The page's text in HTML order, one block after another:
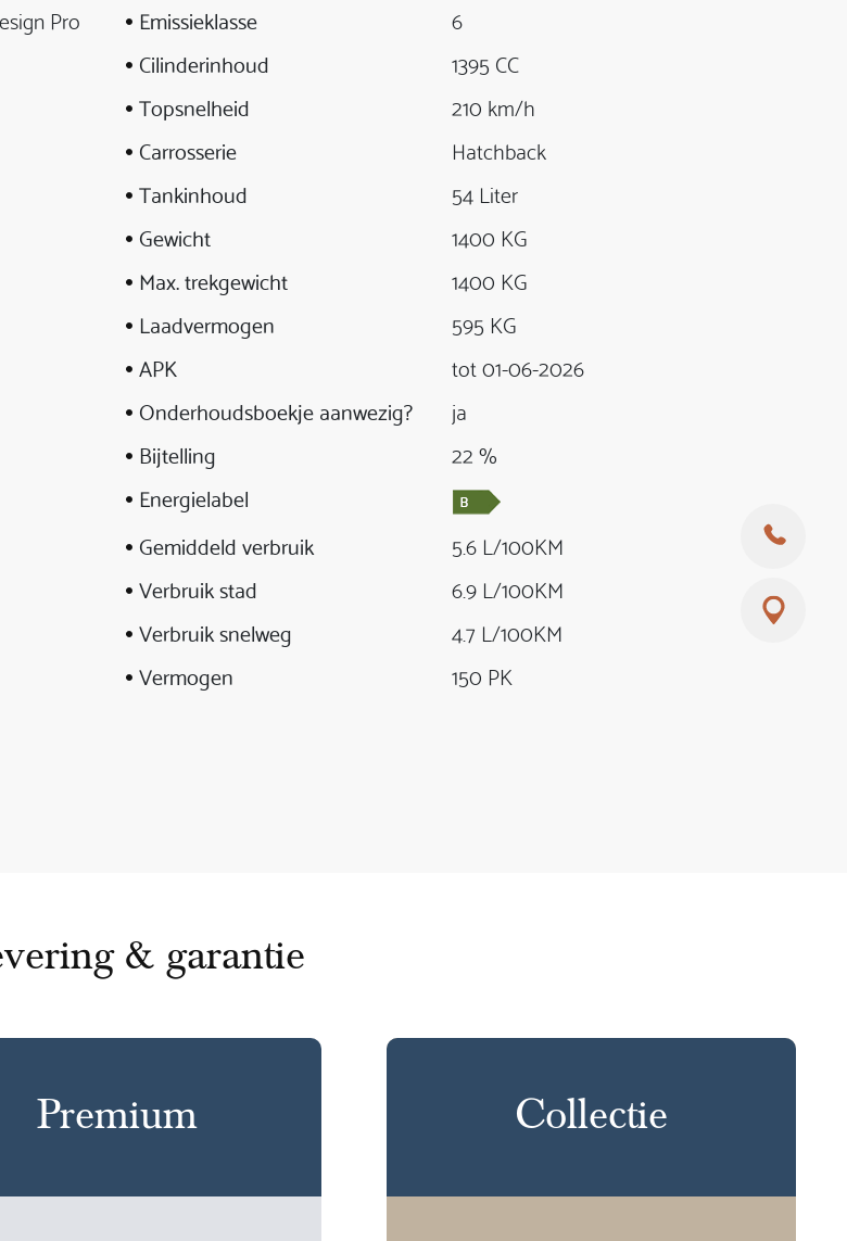
Pro
Emissieklasse
6
Cilinderinhoud
1395 CC
Topsnelheid
210 km/h
Carrosserie
Hatchback
Tankinhoud
54 Liter
Gewicht
1400 KG
Max. trekgewicht
1400 KG
Laadvermogen
595 KG
APK
tot 01-06-2026
Onderhoudsboekje aanwezig?
ja
Bijtelling
22 %
Energielabel
Gemiddeld verbruik
5.6 L/100KM
Verbruik stad
6.9 L/100KM
Verbruik snelweg
4.7 L/100KM
Vermogen
150 PK
& garantie
Premium Collectie